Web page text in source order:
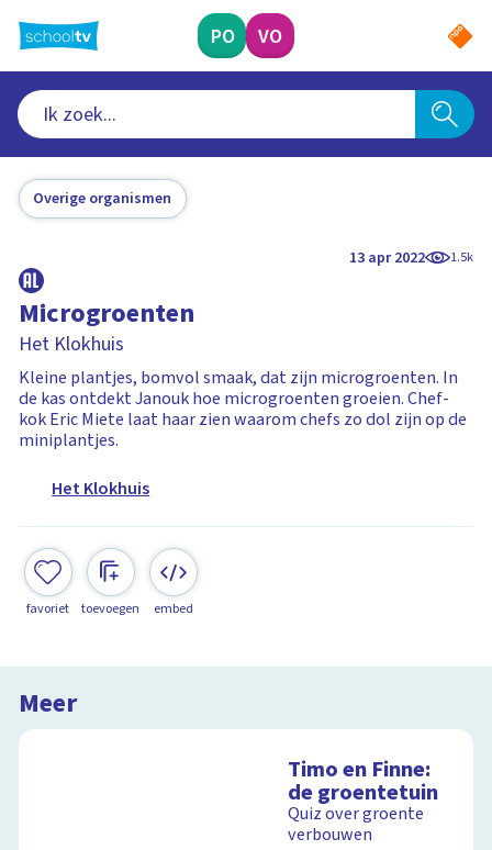
naar
hoofdinhoud
PO VO
Overige organismen
13 apr 2022 1.5k
Microgroenten
Het Klokhuis
Kleine plantjes, bomvol smaak, dat zijn microgroenten. In
de kas ontdekt Janouk hoe microgroenten groeien. Chef-
kok Eric Miete laat haar zien waarom chefs zo dol zijn op de
miniplantjes.
Het Klokhuis
favoriet toevoegen embed
Meer
Timo en Finne:
de groentetuin
Quiz over groente
verbouwen